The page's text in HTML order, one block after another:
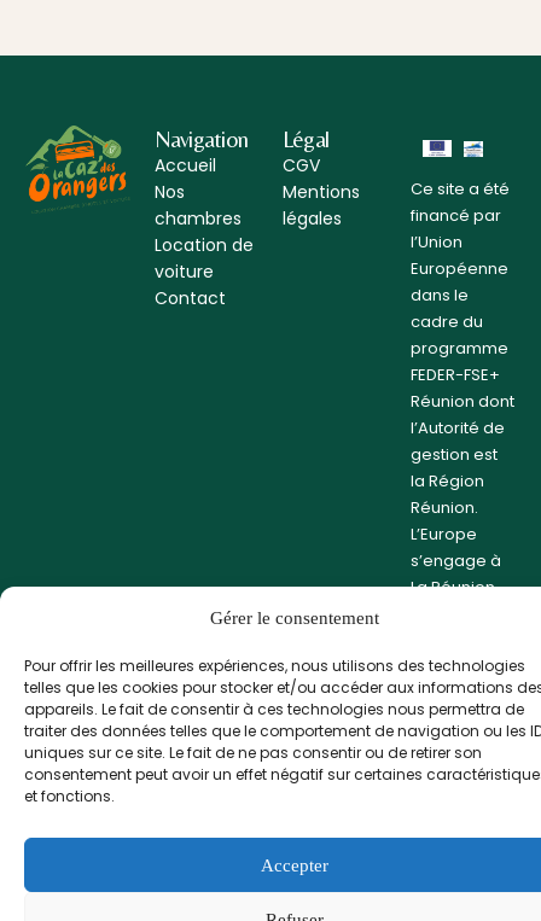
Gérer le consentement
Pour offrir les meilleures expériences, nous utilisons des technologies
telles que les cookies pour stocker et/ou accéder aux informations
appareils. Le fait de consentir à ces technologies nous permettra de
traiter des données telles que le comportement de navigation ou les
uniques sur ce site. Le fait de ne pas consentir ou de retirer son
consentement peut avoir un effet négatif sur certaines
et fonctions.
Accepter
Navigation
Accueil
Nos
chambres
Location de
voiture
Contact
Légal
CGV
Mentions
légales
Ce site a été
financé par
l’Union
Européenne
dans le
cadre du
programme
FEDER-FSE+
Réunion dont
l’Autorité de
gestion est
la Région
Réunion.
L’Europe
s’engage à
La Réunion
Politique de confidentialitéCondtions Générales de Vente